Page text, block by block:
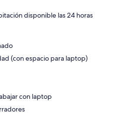
disponible las 24 horas
(con espacio para laptop)
con laptop